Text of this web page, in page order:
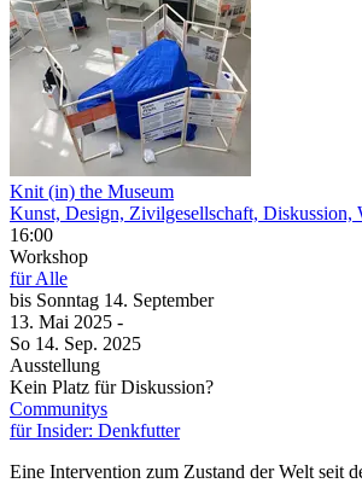
Knit (in) the Museum
Kunst, Design, Zivilgesellschaft, Diskussion,
16:00
Workshop
für Alle
bis Sonntag 14. September
13. Mai 2025 -
So 14. Sep. 2025
Ausstellung
Kein Platz für Diskussion?
Communitys
für Insider: Denkfutter
Eine Intervention zum Zustand der Welt seit